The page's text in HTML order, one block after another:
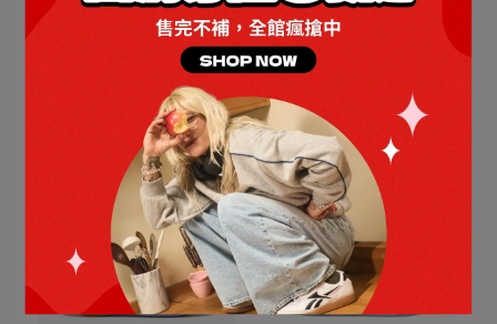
全館滿2000折$200 / 全館
滿4000折$350
COURT CLEAN 網球鞋_女
NT$1,980
Out of Stock
以網球為靈感的網球鞋，搭
配色彩豐富的裝飾
COURT RETRO 網球鞋_男/
女
Add to Cart